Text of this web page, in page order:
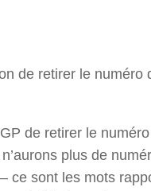
de retirer le numéro
de retirer le
plus de
ce sont les mots